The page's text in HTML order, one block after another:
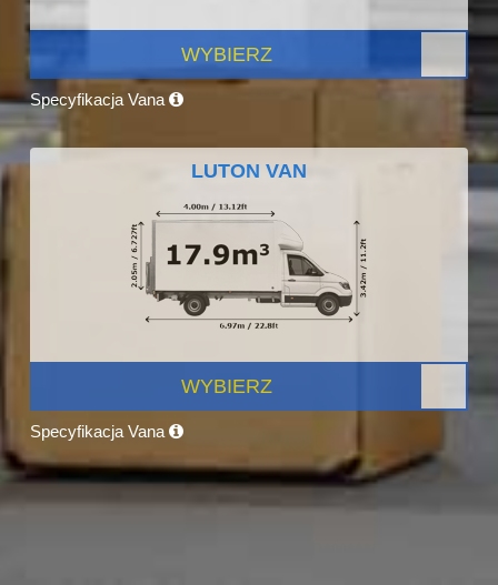
WYBIERZ
Specyfikacja Vana
LUTON VAN
WYBIERZ
Specyfikacja Vana